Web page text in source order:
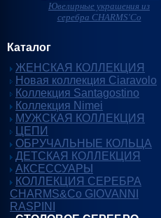
Ювелирные украшения из
серебра CHARMS'Co
Каталог
ЖЕНСКАЯ КОЛЛЕКЦИЯ
Новая коллекция Ciaravolo
Коллекция Santagostino
Коллекция Nimei
МУЖСКАЯ КОЛЛЕКЦИЯ
ЦЕПИ
ОБРУЧАЛЬНЫЕ КОЛЬЦА
ДЕТСКАЯ КОЛЛЕКЦИЯ
АКСЕССУАРЫ
КОЛЛЕКЦИЯ СЕРЕБРА
CHARMS&Co GIOVANNI
RASPINI